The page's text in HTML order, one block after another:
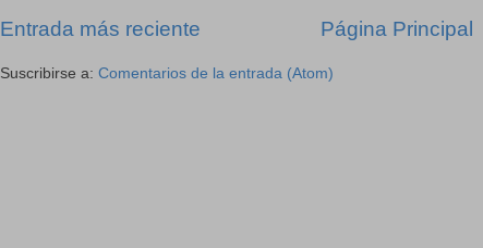
Entrada más reciente Página Principal
Suscribirse a: Comentarios de la entrada (Atom)